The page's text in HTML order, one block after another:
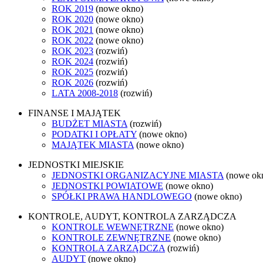
ROK 2019 (nowe okno)
ROK 2020 (nowe okno)
ROK 2021 (nowe okno)
ROK 2022 (nowe okno)
ROK 2023 (rozwiń)
ROK 2024 (rozwiń)
ROK 2025 (rozwiń)
ROK 2026 (rozwiń)
LATA 2008-2018 (rozwiń)
FINANSE I MAJĄTEK
BUDŻET MIASTA (rozwiń)
PODATKI I OPŁATY (nowe okno)
MAJĄTEK MIASTA (nowe okno)
JEDNOSTKI MIEJSKIE
JEDNOSTKI ORGANIZACYJNE MIASTA (nowe
JEDNOSTKI POWIATOWE (nowe okno)
SPÓŁKI PRAWA HANDLOWEGO (nowe okno)
KONTROLE, AUDYT, KONTROLA ZARZĄDCZA
KONTROLE WEWNĘTRZNE (nowe okno)
KONTROLE ZEWNĘTRZNE (nowe okno)
KONTROLA ZARZĄDCZA (rozwiń)
AUDYT (nowe okno)